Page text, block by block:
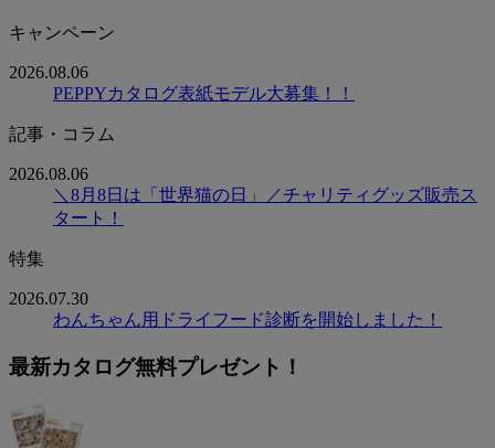
キャンペーン
2026.08.06
PEPPYカタログ表紙モデル大募集！！
記事・コラム
2026.08.06
＼8月8日は「世界猫の日」／チャリティグッズ販売ス
タート！
特集
2026.07.30
わんちゃん用ドライフード診断を開始しました！
最新カタログ無料プレゼント！